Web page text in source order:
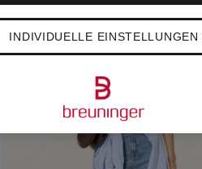
INDIVIDUELLE EINSTELLUNGEN